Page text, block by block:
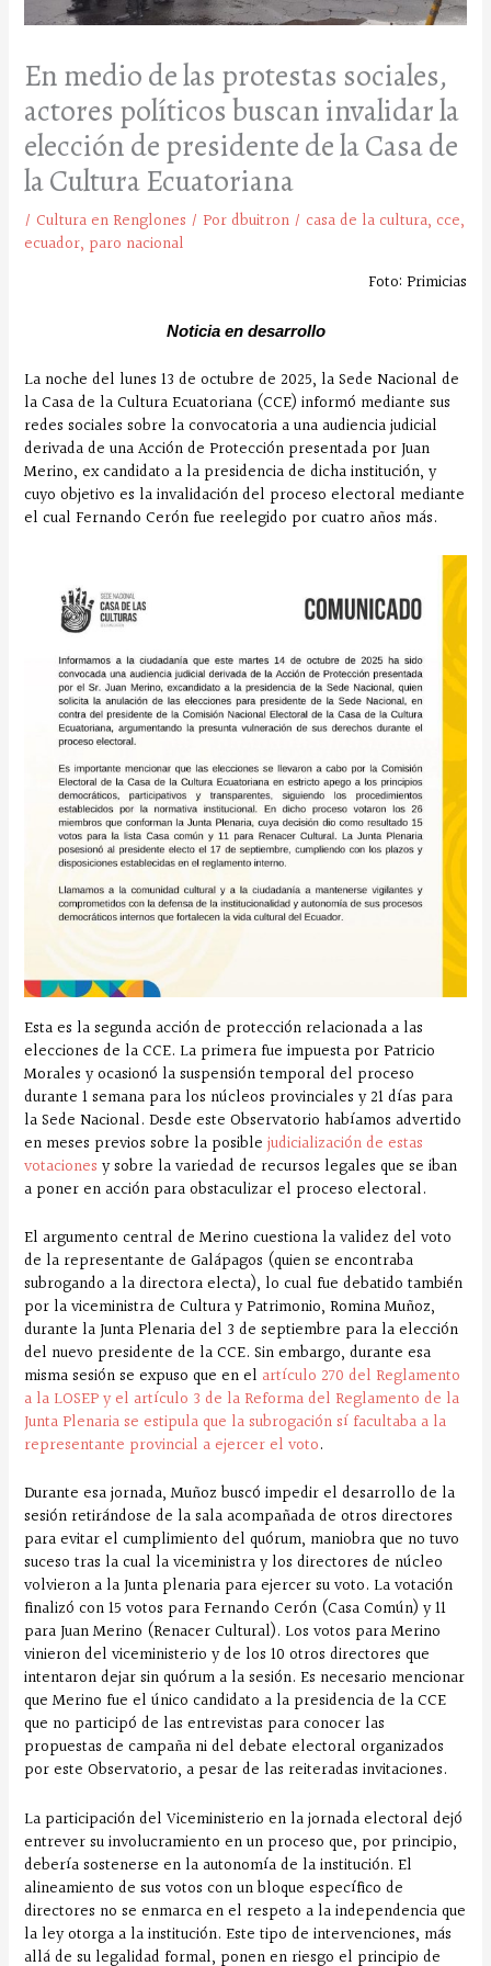
En medio de las protestas sociales,
actores políticos buscan invalidar la
elección de presidente de la Casa de
la Cultura Ecuatoriana
/ Cultura en Renglones / Por dbuitron / casa de la cultura, cce,
ecuador, paro nacional
Foto: Primicias
Noticia en desarrollo
La noche del lunes 13 de octubre de 2025, la Sede Nacional de
la Casa de la Cultura Ecuatoriana (CCE) informó mediante sus
redes sociales sobre la convocatoria a una audiencia judicial
derivada de una Acción de Protección presentada por Juan
Merino, ex candidato a la presidencia de dicha institución, y
cuyo objetivo es la invalidación del proceso electoral mediante
el cual Fernando Cerón fue reelegido por cuatro años más.
Esta es la segunda acción de protección relacionada a las
elecciones de la CCE. La primera fue impuesta por Patricio
Morales y ocasionó la suspensión temporal del proceso
durante 1 semana para los núcleos provinciales y 21 días para
la Sede Nacional. Desde este Observatorio habíamos advertido
en meses previos sobre la posiblejudicialización de estas
votaciones y sobre la variedad de recursos legales que se iban
a poner en acción para obstaculizar el proceso electoral.
El argumento central de Merino cuestiona la validez del voto
de la representante de Galápagos (quien se encontraba
subrogando a la directora electa), lo cual fue debatido también
por la viceministra de Cultura y Patrimonio, Romina Muñoz,
durante la Junta Plenaria del 3 de septiembre para la elección
del nuevo presidente de la CCE. Sin embargo, durante esa
misma sesión se expuso que en el artículo 270 del Reglamento
a la LOSEP y el artículo 3 de la Reforma del Reglamento de la
Junta Plenaria se estipula que la subrogación sí facultaba a la
representante provincial a ejercer el voto.
Durante esa jornada, Muñoz buscó impedir el desarrollo de la
sesión retirándose de la sala acompañada de otros directores
para evitar el cumplimiento del quórum, maniobra que no tuvo
suceso tras la cual la viceministra y los directores de núcleo
volvieron a la Junta plenaria para ejercer su voto. La votación
finalizó con 15 votos para Fernando Cerón (Casa Común) y 11
para Juan Merino (Renacer Cultural). Los votos para Merino
vinieron del viceministerio y de los 10 otros directores que
intentaron dejar sin quórum a la sesión. Es necesario mencionar
que Merino fue el único candidato a la presidencia de la CCE
que no participó de las entrevistas para conocer las
propuestas de campaña ni del debate electoral organizados
por este Observatorio, a pesar de las reiteradas invitaciones.
La participación del Viceministerio en la jornada electoral dejó
entrever su involucramiento en un proceso que, por principio,
debería sostenerse en la autonomía de la institución. El
alineamiento de sus votos con un bloque específico de
directores no se enmarca en el respeto a la independencia que
la ley otorga a la institución. Este tipo de intervenciones, más
allá de su legalidad formal, ponen en riesgo el principio de